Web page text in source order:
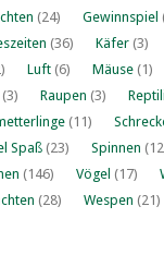
(24) Gewinnspiel
(36) Käfer (3)
Luft (6) Mäuse (1)
(3) Raupen (3)
(11)
Spaß (23) Spinnen
(146) Vögel (17)
(28) Wespen (21)